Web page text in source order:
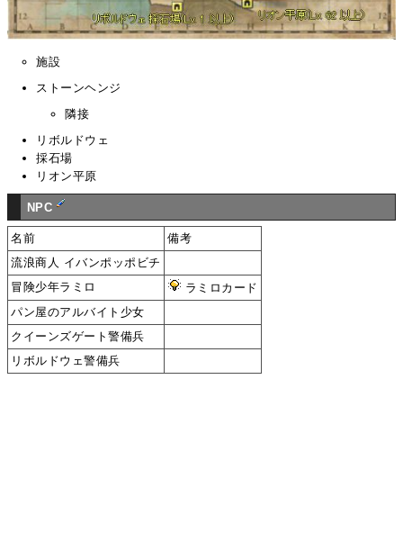
施設
ストーンヘンジ
隣接
リボルドウェ
採石場
リオン平原
NPC
名前
備考
流浪商人 イバンポッポビチ
冒険少年ラミロ
ラミロカード
パン屋のアルバイト少女
クイーンズゲート警備兵
リボルドウェ警備兵